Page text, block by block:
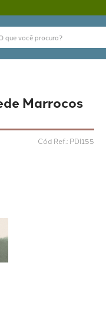
você procura?
Marrocos
Cód Ref.: PDI155